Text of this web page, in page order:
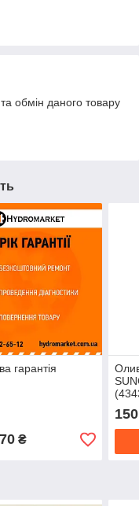
обмін даного товару
гарантія
₴
150